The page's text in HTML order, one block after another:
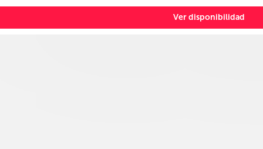
Ver disponibilidad